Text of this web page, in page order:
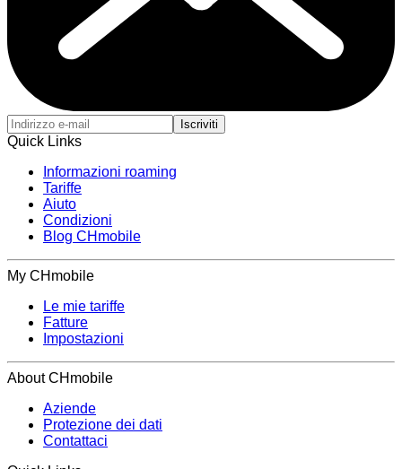
Iscriviti
Quick Links
Informazioni roaming
Tariffe
Aiuto
Condizioni
Blog CHmobile
My CHmobile
Le mie tariffe
Fatture
Impostazioni
About CHmobile
Aziende
Protezione dei dati
Contattaci